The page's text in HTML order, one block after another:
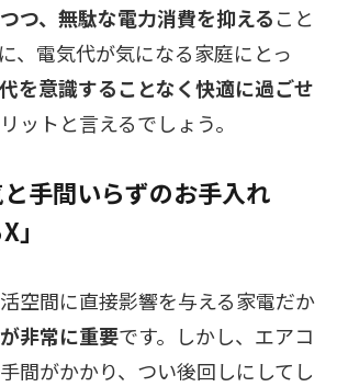
つ、無駄な電力消費を抑えること
、電気代が気になる家庭にとっ
を意識することなく快適に過ごせ
ットと言えるでしょう。
手間いらずのお手入れ
」
空間に直接影響を与える家電だか
非常に重要です。しかし、エアコ
間がかかり、つい後回しにしてし